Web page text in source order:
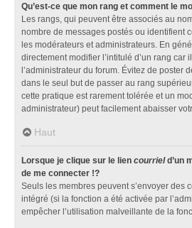
Qu’est-ce que mon rang et comment le
Les rangs, qui peuvent être associés au
nombre de messages postés ou identifient
les modérateurs et administrateurs. En
directement modifier l’intitulé d’un rang car
l’administrateur du forum. Évitez de poster
dans le seul but de passer au rang
cette pratique est rarement tolérée et un
administrateur) peut facilement abaisser
Haut
Lorsque je clique sur le lien courrield’un
de me connecter !?
Seuls les membres peuvent s’envoyer des
intégré (si la fonction a été activée par
empêcher l’utilisation malveillante de la